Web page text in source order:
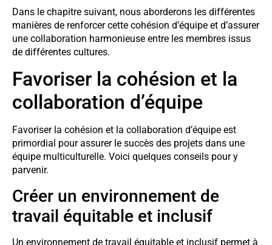
Dans le chapitre suivant, nous aborderons les différentes
manières de renforcer cette cohésion d’équipe et d’assurer
une collaboration harmonieuse entre les membres issus
de différentes cultures.
Favoriser la cohésion et la
collaboration d’équipe
Favoriser la cohésion et la collaboration d’équipe est
primordial pour assurer le succès des projets dans une
équipe multiculturelle. Voici quelques conseils pour y
parvenir.
Créer un environnement de
travail équitable et inclusif
Un environnement de travail équitable et inclusif permet à